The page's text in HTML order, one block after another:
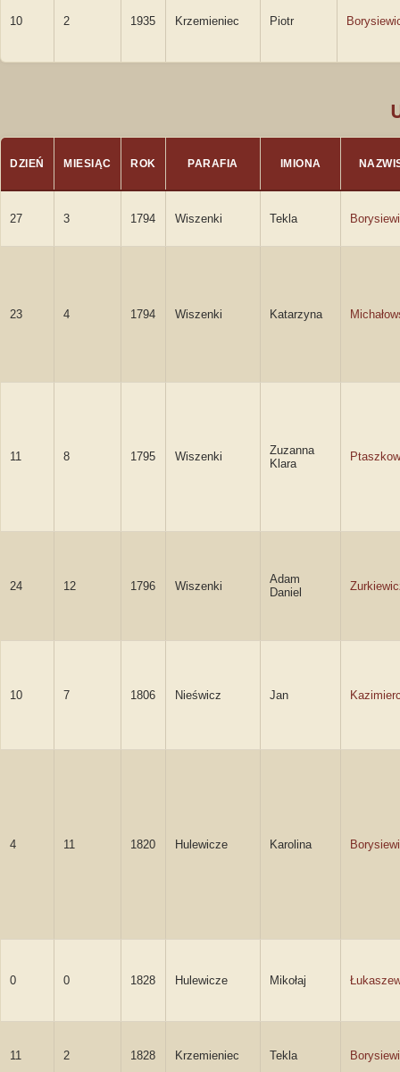
10 2 1935 Krzemieniec Piotr
DZIEŃ MIESIĄC ROK PARAFIA IMIONA
27 3 1794 Wiszenki Tekla
23 4 1794 Wiszenki Katarzyna
11 8 1795 Wiszenki
Zuzanna
Klara
24 12 1796 Wiszenki
Adam
Daniel
10 7 1806 Nieświcz Jan
4 11 1820 Hulewicze Karolina
0 0 1828 Hulewicze Mikołaj
11 2 1828 Krzemieniec Tekla